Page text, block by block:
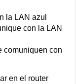
la LAN azul
con la LAN
comuniquen con
en el router